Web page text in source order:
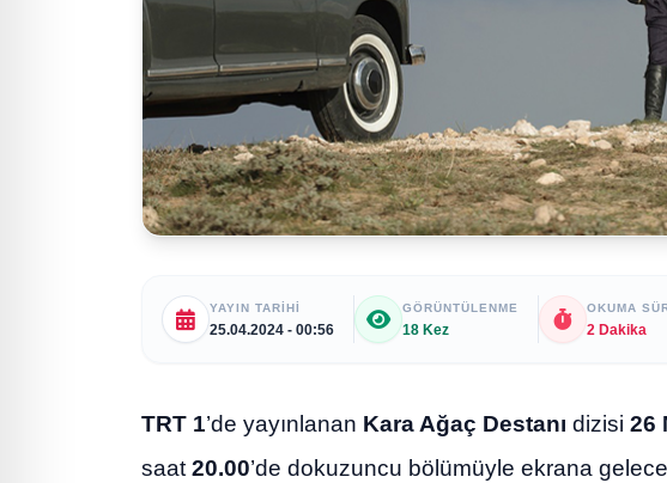
YAYIN TARIHI
25.04.2024 - 00:56
GÖRÜNTÜLENME
18 Kez
OKUMA
2 Dakika
TRT 1’de yayınlanan Kara Ağaç Destanı dizisi 26
saat 20.00’de dokuzuncu bölümüyle ekrana